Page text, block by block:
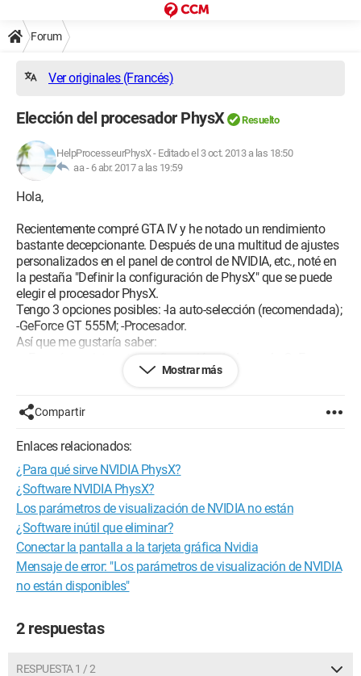
Forum
Ver originales (Francés)
Elección del procesador PhysX Resuelto
HelpProcesseurPhysX- Editado el 3 oct. 2013 a las 18:50
aa - 6 abr. 2017 a las 19:59
Hola,
Recientemente compré GTA IV y he notado un rendimiento
bastante decepcionante. Después de una multitud de ajustes
personalizados en el panel de control de NVIDIA, etc., noté en
la pestaña "Definir la configuración de PhysX" que se puede
elegir el procesador PhysX.
Tengo 3 opciones posibles: -la auto-selección (recomendada);
-GeForce GT 555M; -Procesador.
Así que me gustaría saber:
- ¿En qué consiste esta configuración, dado que la GeForce es
mi tarjeta gráfica (no sé mucho al respecto) y tengo otra
con el procesador...?
- ¿La selección "procesador" utiliza una tarjeta gráfica? He
leído en un foro que eso desactiva PhysX, ¿es así o utiliza mi
segunda tarjeta gráfica?
Mi configuración:
Asus serie N75SF con Windows 7
GeForce GT 555M 2Go dedicados
Intel Core i7 2670QM 2.2GHz (y teóricamente hasta 3.10GHz
en modo Turbo)
Sistema operativo de 64 bits.
Mostrar más
Compartir
Enlaces relacionados:
¿Para qué sirve NVIDIA PhysX?
¿Software NVIDIA PhysX?
Los parámetros de visualización de NVIDIA no están
¿Software inútil que eliminar?
Conectar la pantalla a la tarjeta gráfica Nvidia
Mensaje de error: "Los parámetros de visualización de NVIDIA
no están disponibles"
2 respuestas
RESPUESTA 1 / 2